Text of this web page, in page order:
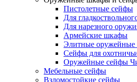
Пистолетные сейфы
Для
Для нарезного
Армейские шкафы
Элитные оружейные
Сейфы для
Оружейные сейфы
Мебельные сейфы
Взломостойкие сейфы